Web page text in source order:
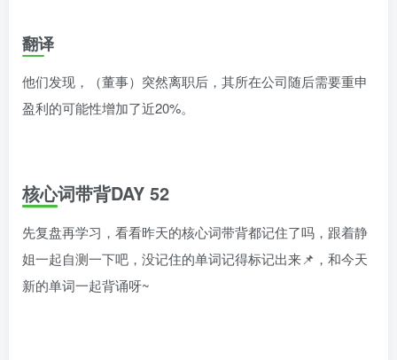
翻译
他们发现，（董事）突然离职后，其所在公司随后需要重申
盈利的可能性增加了近20%。
核心词带背DAY 52
先复盘再学习，看看昨天的核心词带背都记住了吗，跟着静
姐一起自测一下吧，没记住的单词记得标记出来📌，和今天
新的单词一起背诵呀~